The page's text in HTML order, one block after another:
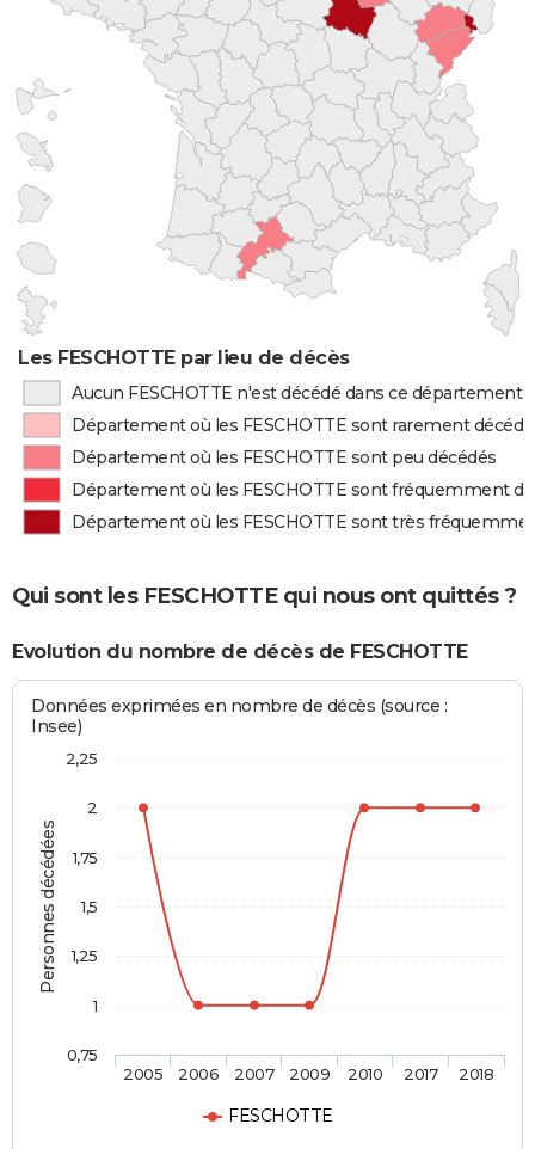
Les FESCHOTTE par lieu de décès
Aucun FESCHOTTE n'est décédé dans ce département
Département où les FESCHOTTE sont rarement
Département où les FESCHOTTE sont peu décédés
Département où les FESCHOTTE sont fréquemment
Département où les FESCHOTTE sont très
Qui sont les FESCHOTTE qui nous ont quittés ?
Evolution du nombre de décès de FESCHOTTE
Personnes décédées
Données exprimées en nombre de décès (source :
Insee)
FESCHOTTE
2005 2006 2007 2009 2010 2017 2018
0,75
1
1,25
1,5
1,75
2
2,25